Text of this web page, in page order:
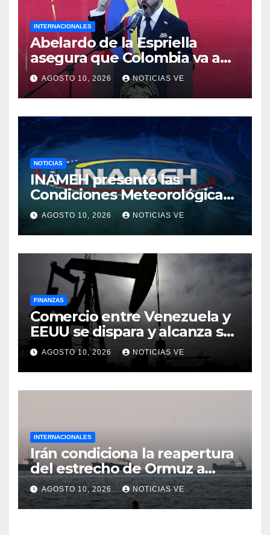
INTERNACIONALES
Abelardo de la Espriella
asegura que Colombia va a
apoyar la ‘democracia’ y la
‘libertad’ en Venezuela
AGOSTO 10, 2026 NOTICIAS VE
NOTICIAS
INAMEH presentó las
Condiciones Meteorológicas
para las próximas 24 horas,
de este lunes 10 de agosto
2026
AGOSTO 10, 2026 NOTICIAS VE
FINANZAS
Comercio entre Venezuela y
EEUU se dispara y alcanza su
mayor nivel para un primer
semestre desde 2015
AGOSTO 10, 2026 NOTICIAS VE
INTERNACIONALES
Irán condiciona la reapertura
del estrecho de Ormuz a
concesiones de EEUU
AGOSTO 10, 2026 NOTICIAS VE